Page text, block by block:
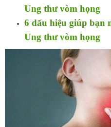
Ung thư vòm họng
6 dấu hiệu giúp bạn
Ung thư vòm họng